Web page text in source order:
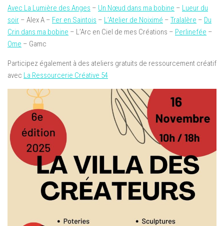
Avec La Lumière des Anges – Un Nœud dans ma bobine – Lueur du
soir – Alex A – Fer en Saintois – L’Atelier de Noiximé – Tralalère – Du
Crin dans ma bobine – L’Arc en Ciel de mes Créations – Perlinefée –
Ome – Gamc
Participez également à des ateliers gratuits de ressourcement créatif
avec La Ressourcerie Créative 54